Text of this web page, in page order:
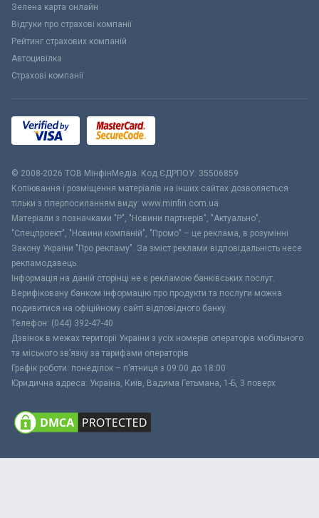
Зелена карта онлайн
Відгуки про страхові компанії
Рейтинг страхових компаній
Автоцивілка
Страхові компанії
© 2008-2026 ТОВ МiнфiнМедiа. Код ЄДРПОУ: 35506859
Копіювання і розміщення матеріалів на інших сайтах дозволяється
тільки з гіперпосиланням виду: www.minfin.com.ua
Матеріали з позначками "Р", "Новини партнерів", "Актуально",
"Спецпроект", "Новини компаній", "Промо" – це реклама, в розумінні
Закону України "Про рекламу". За зміст реклами відповідальність несе
рекламодавець.
Інформація на даній сторінці не є рекламою банківських послуг.
Верифіковану банком інформацію про продукти та послуги можна
подивитися на офіційному сайті відповідного банку.
Телефон: (044) 392-47-40
Дзвінок в межах території України з усіх номерів операторів мобільного
та міського зв’язку за тарифами операторів
Графік роботи: понеділок – п’ятниця з 09:00 до 18:00
Юридична адреса: Україна, Київ, Вадима Гетьмана, 1-Б, 3 поверх